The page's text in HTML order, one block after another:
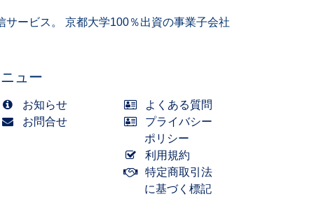
ービス。 京都大学100％出資の事業子会社
ュー
お知らせ
お問合せ
よくある質問
プライバシー
ポリシー
利用規約
特定商取引法
に基づく標記